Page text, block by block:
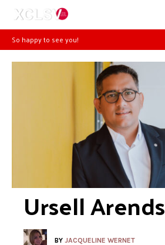
So happy to see you!
Ursell Arends
BY JACQUELINE WERNET